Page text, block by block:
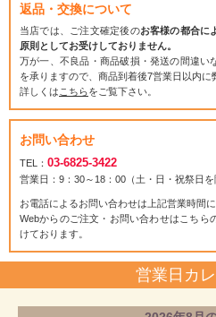
返品・交換について
当店では、ご注文確定後のお客様の都合に
原則としてお受けしておりません。
万が一、不良品・商品破損・発送の間違い
を承りますので、商品到着後7営業日以内に
詳しくは こちらをご覧下さい。
お問い合わせ
TEL： 03-6825-3422
営業日：9：30～18：00（土・日・祝祭日を
お電話によるお問い合わせは上記営業時間
Webからのご注文・お問い合わせはこちら
けております。
営業日カ